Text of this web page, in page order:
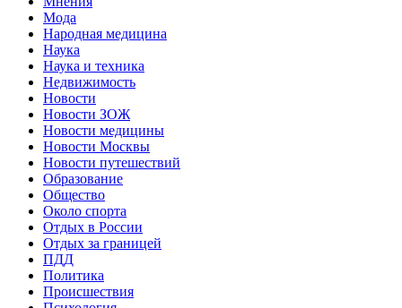
Мода
Народная медицина
Наука
Наука и техника
Недвижимость
Новости
Новости ЗОЖ
Новости медицины
Новости Москвы
Новости путешествий
Образование
Общество
Около спорта
Отдых в России
Отдых за границей
ПДД
Политика
Происшествия